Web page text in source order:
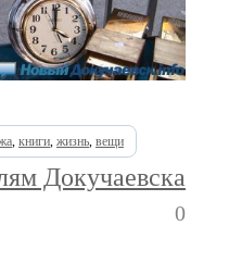
, книги, жизнь, вещи
Докучаевска
0